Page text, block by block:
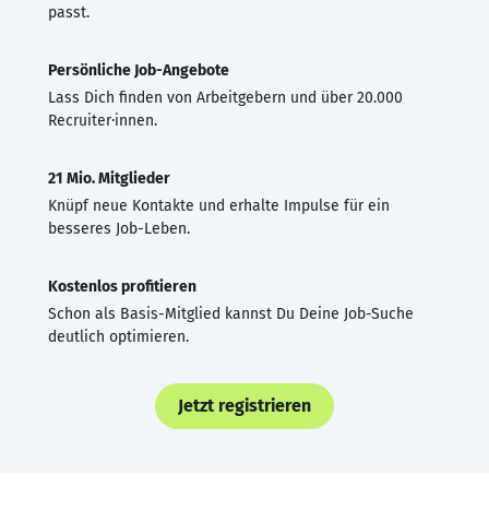
passt.
Persönliche Job-Angebote
Lass Dich finden von Arbeitgebern und über 20.000
Recruiter·innen.
21 Mio. Mitglieder
Knüpf neue Kontakte und erhalte Impulse für ein
besseres Job-Leben.
Kostenlos profitieren
Schon als Basis-Mitglied kannst Du Deine Job-Suche
deutlich optimieren.
Jetzt registrieren